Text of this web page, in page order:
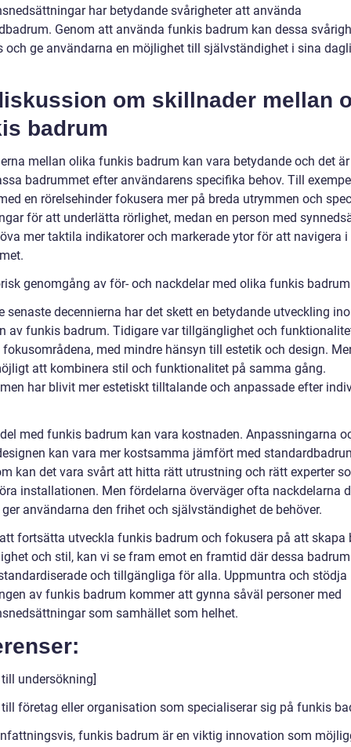
har betydande svårigheter att använda
Genom att använda funkis badrum kan dessa
och ge användarna en möjlighet till självständighet i sina
om skillnader mellan
badrum
mellan olika funkis badrum kan vara betydande och det
badrummet efter användarens specifika behov. Till
en rörelsehinder fokusera mer på breda utrymmen och
för att underlätta rörlighet, medan en person med
mer taktila indikatorer och markerade ytor för att navigera i
genomgång av för- och nackdelar med olika funkis badrum
senaste decennierna har det skett en betydande utveckling
av funkis badrum. Tidigare var tillgänglighet och
med mindre hänsyn till estetik och design.
att kombinera stil och funktionalitet på samma gång.
har blivit mer estetiskt tilltalande och anpassade efter
med funkis badrum kan vara kostnaden. Anpassningarna
kan vara mer kostsamma jämfört med
kan det vara svårt att hitta rätt utrustning och rätt experter
installationen. Men fördelarna överväger ofta nackdelarna
användarna den frihet och självständighet de behöver.
fortsätta utveckla funkis badrum och fokusera på att skapa
och stil, kan vi se fram emot en framtid där dessa
och tillgängliga för alla. Uppmuntra och stödja
av funkis badrum kommer att gynna såväl personer med
som samhället som helhet.
undersökning]
företag eller organisation som specialiserar sig på funkis
funkis badrum är en viktig innovation som